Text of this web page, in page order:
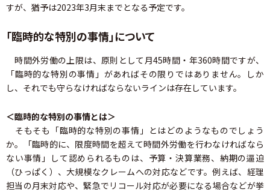
すが、猶予は2023年3月末までとなる予定です。
「臨時的な特別の事情」について
時間外労働の上限は、原則として月45時間・年360時間ですが、
「臨時的な特別の事情」があればその限りではありません。しか
し、それでも守らなければならないラインは存在しています。
＜臨時的な特別の事情とは＞
そもそも「臨時的な特別の事情」とはどのようなものでしょう
か。「臨時的に、限度時間を超えて時間外労働を行わなければなら
ない事情」して認められるものは、予算・決算業務、納期の逼迫
（ひっぱく）、大規模なクレームへの対応などです。例えば、経理
担当の月末対応や、緊急でリコール対応が必要になる場合などが挙